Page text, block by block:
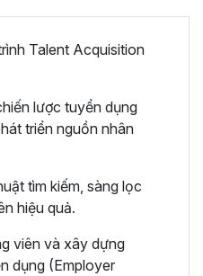
Talent Acquisition
lược tuyển dụng
triển nguồn nhân
tìm kiếm, sàng lọc
hiệu quả.
viên và xây dựng
dụng (Employer